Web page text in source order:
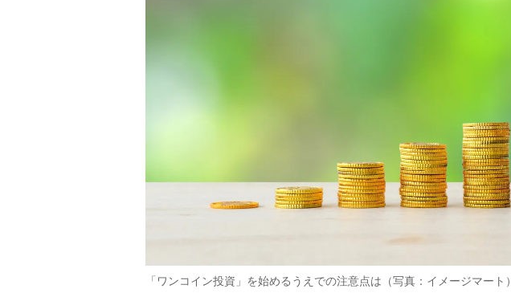
「ワンコイン投資」を始めるうえでの注意点は（写真：イメージマート）